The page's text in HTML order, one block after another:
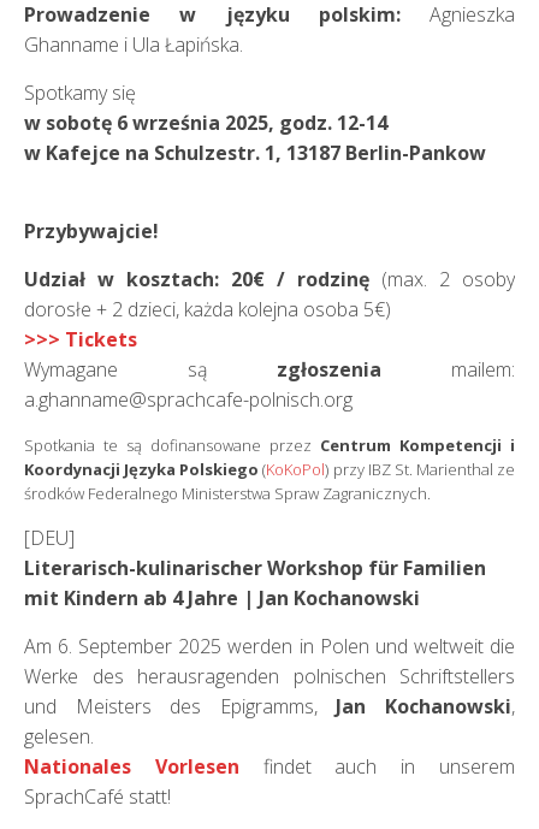
Prowadzenie w języku polskim: Agnieszka
Ghanname i Ula Łapińska.
Spotkamy się
w sobotę 6 września 2025, godz. 12-14
w Kafejce na Schulzestr. 1, 13187 Berlin-Pankow
Przybywajcie!
Udział w kosztach: 20€ / rodzinę (max. 2 osoby
dorosłe + 2 dzieci, każda kolejna osoba 5€)
>>> Tickets
Wymagane są zgłoszenia mailem:
a.ghanname@sprachcafe-polnisch.org
Spotkania te są dofinansowane przez Centrum Kompetencji i
Koordynacji Języka Polskiego (KoKoPol) przy IBZ St. Marienthal ze
środków Federalnego Ministerstwa Spraw Zagranicznych.
[DEU]
Literarisch-kulinarischer Workshop für Familien
mit Kindern ab 4 Jahre | Jan Kochanowski
Am 6. September 2025 werden in Polen und weltweit die
Werke des herausragenden polnischen Schriftstellers
und Meisters des Epigramms, Jan Kochanowski,
gelesen.
Nationales Vorlesen findet auch in unserem
SprachCafé statt!